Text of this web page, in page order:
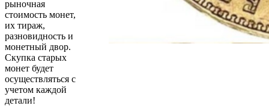
рыночная
стоимость монет,
их тираж,
разновидность и
монетный двор.
Скупка старых
монет будет
осуществляться с
учетом каждой
детали!